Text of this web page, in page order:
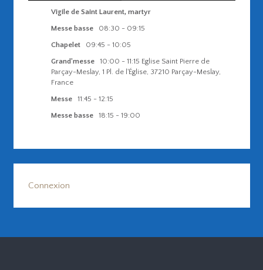
Vigile de Saint Laurent, martyr
Messe basse
08:30 - 09:15
Chapelet
09:45 - 10:05
Grand'messe
10:00 - 11:15 Eglise Saint Pierre de
Parçay-Meslay, 1 Pl. de l'Église, 37210 Parçay-Meslay,
France
Messe
11:45 - 12:15
Messe basse
18:15 - 19:00
Connexion